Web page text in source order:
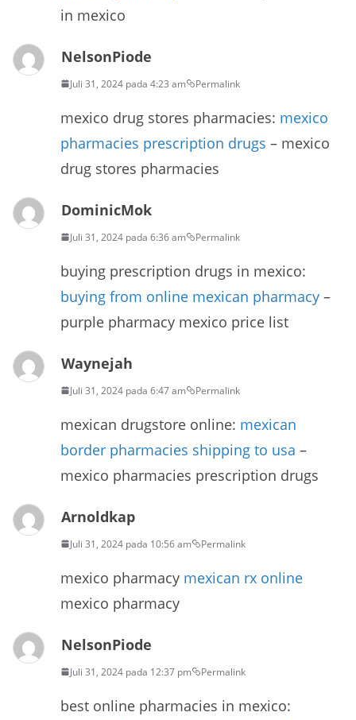
in mexico
NelsonPiode
Juli 31, 2024 pada 4:23 am Permalink
mexico drug stores pharmacies: mexico
pharmacies prescription drugs – mexico
drug stores pharmacies
DominicMok
Juli 31, 2024 pada 6:36 am Permalink
buying prescription drugs in mexico:
buying from online mexican pharmacy –
purple pharmacy mexico price list
Waynejah
Juli 31, 2024 pada 6:47 am Permalink
mexican drugstore online: mexican
border pharmacies shipping to usa –
mexico pharmacies prescription drugs
Arnoldkap
Juli 31, 2024 pada 10:56 am Permalink
mexico pharmacy mexican rx online
mexico pharmacy
NelsonPiode
Juli 31, 2024 pada 12:37 pm Permalink
best online pharmacies in mexico: